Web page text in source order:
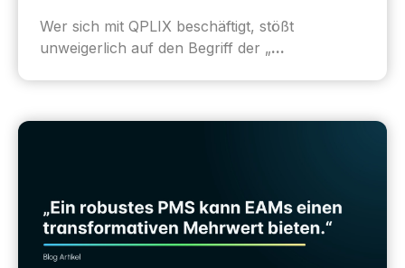
Wer sich mit QPLIX beschäftigt, stößt
unweigerlich auf den Begriff der „...